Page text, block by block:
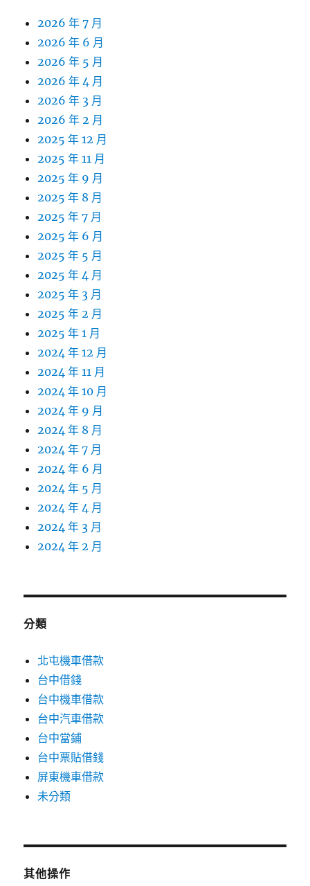
2026 年 7 月
2026 年 6 月
2026 年 5 月
2026 年 4 月
2026 年 3 月
2026 年 2 月
2025 年 12 月
2025 年 11 月
2025 年 9 月
2025 年 8 月
2025 年 7 月
2025 年 6 月
2025 年 5 月
2025 年 4 月
2025 年 3 月
2025 年 2 月
2025 年 1 月
2024 年 12 月
2024 年 11 月
2024 年 10 月
2024 年 9 月
2024 年 8 月
2024 年 7 月
2024 年 6 月
2024 年 5 月
2024 年 4 月
2024 年 3 月
2024 年 2 月
分類
北屯機車借款
台中借錢
台中機車借款
台中汽車借款
台中當鋪
台中票貼借錢
屏東機車借款
未分類
其他操作